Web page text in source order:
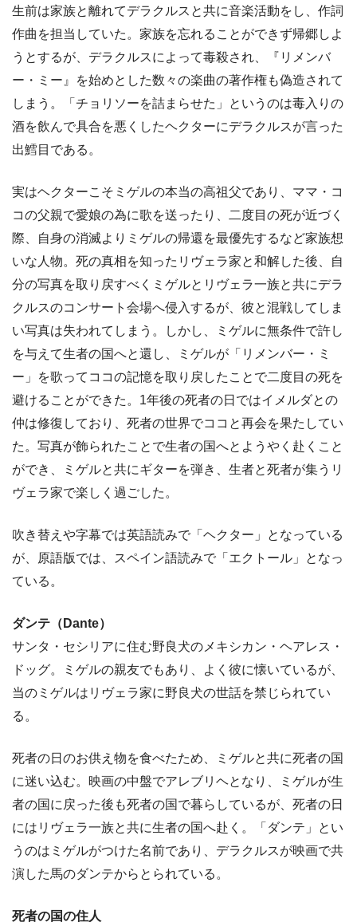
生前は家族と離れてデラクルスと共に音楽活動をし、作詞
作曲を担当していた。家族を忘れることができず帰郷しよ
うとするが、デラクルスによって毒殺され、『リメンバ
ー・ミー』を始めとした数々の楽曲の著作権も偽造されて
しまう。「チョリソーを詰まらせた」というのは毒入りの
酒を飲んで具合を悪くしたヘクターにデラクルスが言った
出鱈目である。
実はヘクターこそミゲルの本当の高祖父であり、ママ・コ
コの父親で愛娘の為に歌を送ったり、二度目の死が近づく
際、自身の消滅よりミゲルの帰還を最優先するなど家族想
いな人物。死の真相を知ったリヴェラ家と和解した後、自
分の写真を取り戻すべくミゲルとリヴェラ一族と共にデラ
クルスのコンサート会場へ侵入するが、彼と混戦してしま
い写真は失われてしまう。しかし、ミゲルに無条件で許し
を与えて生者の国へと還し、ミゲルが「リメンバー・ミ
ー」を歌ってココの記憶を取り戻したことで二度目の死を
避けることができた。1年後の死者の日ではイメルダとの
仲は修復しており、死者の世界でココと再会を果たしてい
た。写真が飾られたことで生者の国へとようやく赴くこと
ができ、ミゲルと共にギターを弾き、生者と死者が集うリ
ヴェラ家で楽しく過ごした。
吹き替えや字幕では英語読みで「ヘクター」となっている
が、原語版では、スペイン語読みで「エクトール」となっ
ている。
ダンテ（Dante）
サンタ・セシリアに住む野良犬のメキシカン・ヘアレス・
ドッグ。ミゲルの親友でもあり、よく彼に懐いているが、
当のミゲルはリヴェラ家に野良犬の世話を禁じられてい
る。
死者の日のお供え物を食べたため、ミゲルと共に死者の国
に迷い込む。映画の中盤でアレブリヘとなり、ミゲルが生
者の国に戻った後も死者の国で暮らしているが、死者の日
にはリヴェラ一族と共に生者の国へ赴く。「ダンテ」とい
うのはミゲルがつけた名前であり、デラクルスが映画で共
演した馬のダンテからとられている。
死者の国の住人